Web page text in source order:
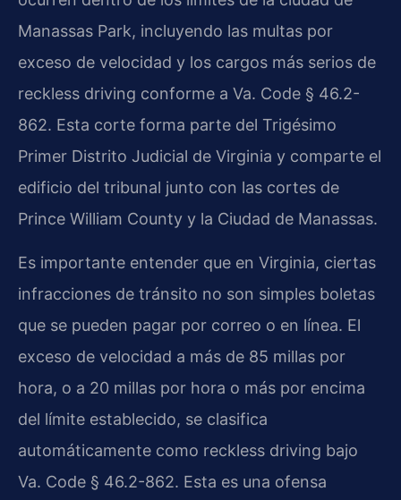
Manassas Park, incluyendo las multas por
exceso de velocidad y los cargos más serios de
reckless driving conforme a Va. Code § 46.2-
862. Esta corte forma parte del Trigésimo
Primer Distrito Judicial de Virginia y comparte el
edificio del tribunal junto con las cortes de
Prince William County y la Ciudad de Manassas.
Es importante entender que en Virginia, ciertas
infracciones de tránsito no son simples boletas
que se pueden pagar por correo o en línea. El
exceso de velocidad a más de 85 millas por
hora, o a 20 millas por hora o más por encima
del límite establecido, se clasifica
automáticamente como reckless driving bajo
Va. Code § 46.2-862. Esta es una ofensa